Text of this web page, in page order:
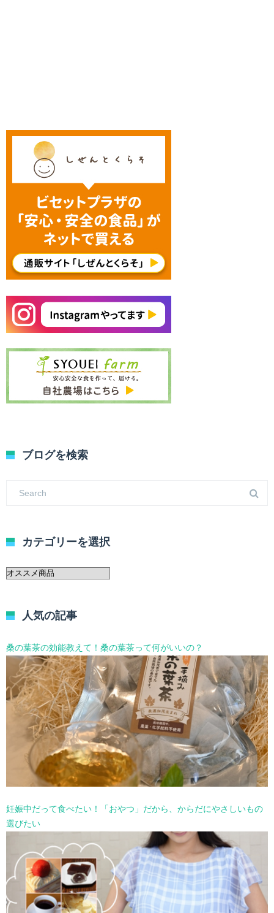
ブログを検索
カテゴリーを選択
カ
ー
選
択
人気の記事
桑の葉茶の効能教えて！桑の葉茶って何がいいの？
妊娠中だって食べたい！「おやつ」だから、からだにやさしいもの
選びたい